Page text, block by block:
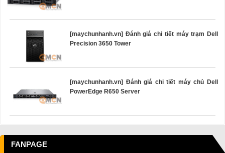
[maychunhanh.vn] Đánh giá chi tiết máy trạm Dell
Precision 3650 Tower
[maychunhanh.vn] Đánh giá chi tiết máy chủ Dell
PowerEdge R650 Server
FANPAGE